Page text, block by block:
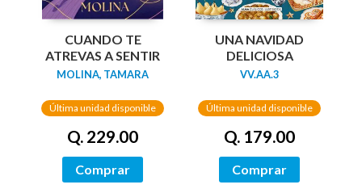
CUANDO TE
ATREVAS A SENTIR
MOLINA, TAMARA
Última unidad disponible
Q. 229.00
Comprar
UNA NAVIDAD
DELICIOSA
VV.AA.3
Última unidad disponible
Q. 179.00
Comprar